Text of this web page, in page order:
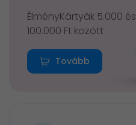
ÉlményKártyák 5.000 és
100.000 Ft között
Tovább